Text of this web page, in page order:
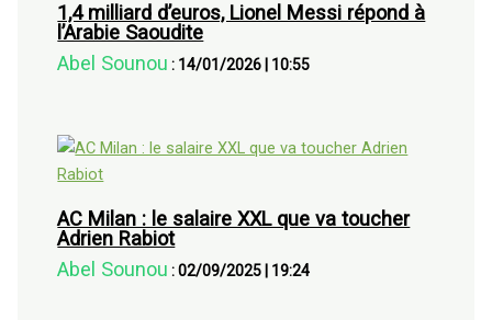
1,4 milliard d’euros, Lionel Messi répond à
l’Arabie Saoudite
Abel Sounou : 14/01/2026 10:55
AC Milan : le salaire XXL que va toucher
Adrien Rabiot
Abel Sounou :02/09/2025| 19:24